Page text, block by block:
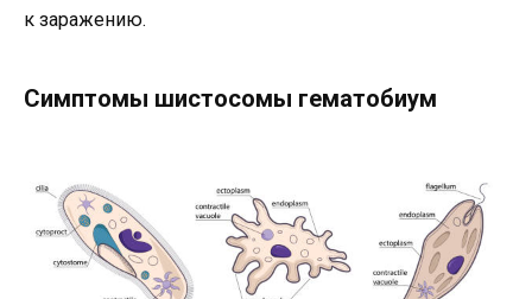
к заражению.
Симптомы шистосомы гематобиум